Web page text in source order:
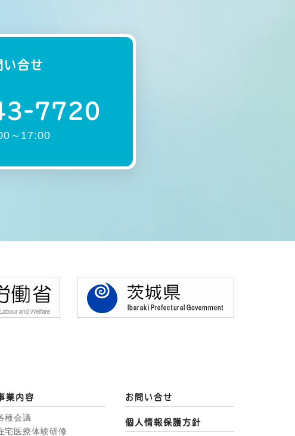
い合せ
7720
～17:00
業内容
種会議
宅医療体験研修
お問い合せ
個人情報保護方針